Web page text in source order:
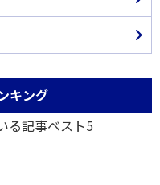
キング
る記事ベスト5